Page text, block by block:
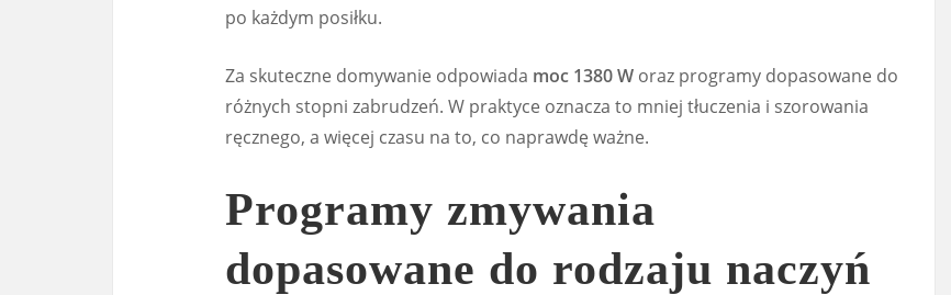
po każdym posiłku.
Za skuteczne domywanie odpowiada moc 1380 W oraz programy dopasowane do
różnych stopni zabrudzeń. W praktyce oznacza to mniej tłuczenia i szorowania
ręcznego, a więcej czasu na to, co naprawdę ważne.
Programy zmywania
dopasowane do rodzaju naczyń